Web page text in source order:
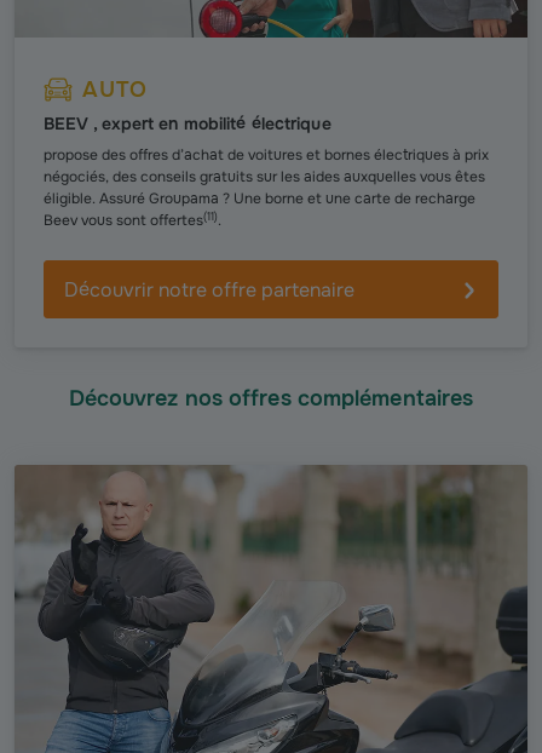
AUTO
BEEV , expert en mobilité électrique
propose des offres d’achat de voitures et bornes électriques à prix
négociés, des conseils gratuits sur les aides auxquelles vous êtes
éligible. Assuré Groupama ? Une borne et une carte de recharge
Beev vous sont offertes(11).
Découvrir notre offre partenaire
Découvrez nos offres complémentaires